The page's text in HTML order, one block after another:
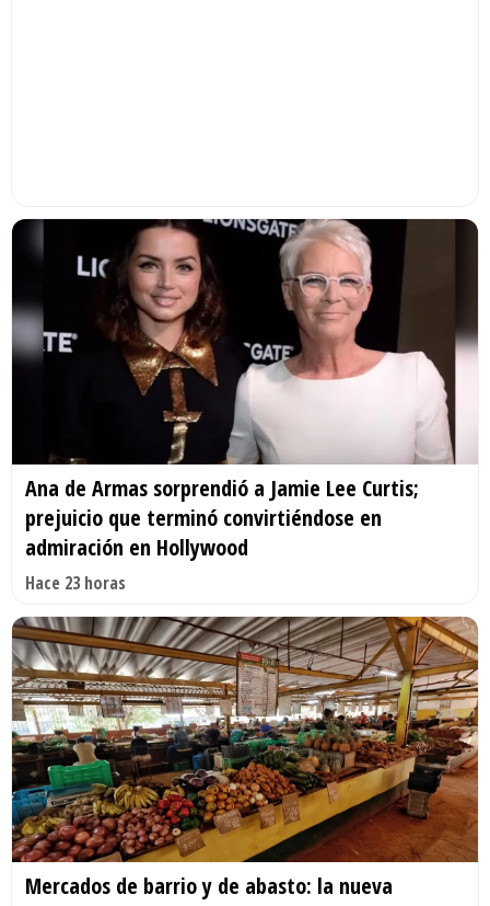
Ana de Armas sorprendió a Jamie Lee Curtis;
prejuicio que terminó convirtiéndose en
admiración en Hollywood
Hace 23 horas
Mercados de barrio y de abasto: la nueva